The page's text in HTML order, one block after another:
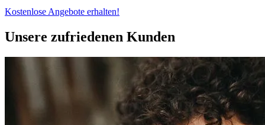
Kostenlose Angebote erhalten!
Unsere zufriedenen Kunden